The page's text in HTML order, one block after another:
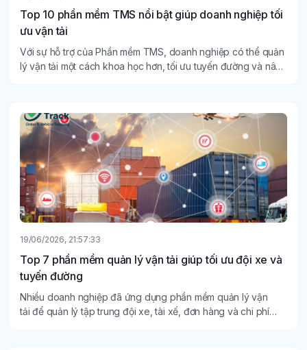
Top 10 phần mềm TMS nổi bật giúp doanh nghiệp tối
ưu vận tải
Với sự hỗ trợ của Phần mềm TMS, doanh nghiệp có thể quản
lý vận tải một cách khoa học hơn, tối ưu tuyến đường và nâng
19/06/2026, 21:57:33
Top 7 phần mềm quản lý vận tải giúp tối ưu đội xe và
tuyến đường
Nhiều doanh nghiệp đã ứng dụng phần mềm quản lý vận
tải để quản lý tập trung đội xe, tài xế, đơn hàng và chi phí